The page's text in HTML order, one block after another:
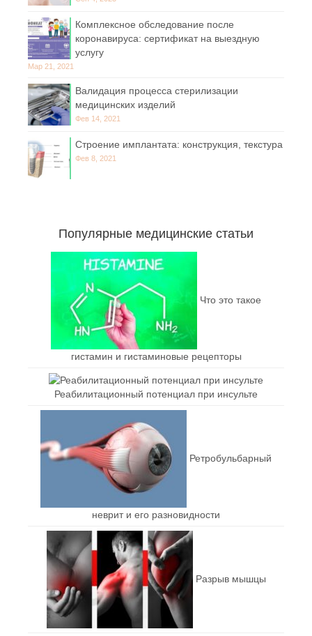
Комплексное обследование после
коронавируса: сертификат на выездную
услугу
Мар 21, 2021
Валидация процесса стерилизации
медицинских изделий
Фев 14, 2021
Строение имплантата: конструкция, текстура
Фев 8, 2021
Популярные медицинские статьи
Что это такое
гистамин и гистаминовые рецепторы
Реабилитационный потенциал при инсульте
Ретробульбарный
неврит и его разновидности
Разрыв мышцы